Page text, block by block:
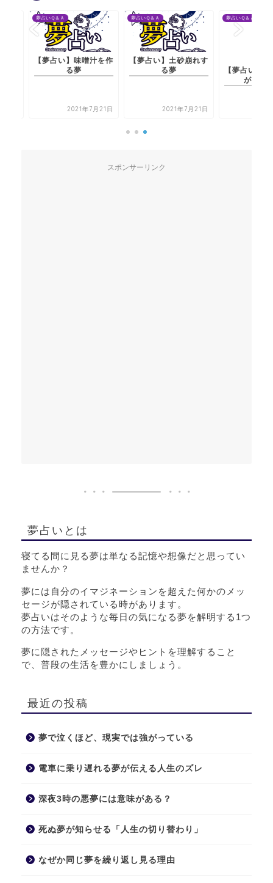
夢占いＱ＆Ａ
【夢占い】味噌汁を作
2021年7月21日
夢占いＱ＆Ａ
【夢占い】土砂崩れす
2021年7月21日
夢占いＱ＆Ａ
【夢占い】包丁の刃先
が欠ける夢
スポンサーリンク
夢占いとは
寝てる間に見る夢は単なる記憶や想像だと思ってい
ませんか？
夢には自分のイマジネーションを超えた何かのメッ
セージが隠されている時があります。
夢占いはそのような毎日の気になる夢を解明する1つ
の方法です。
夢に隠されたメッセージやヒントを理解すること
で、普段の生活を豊かにしましょう。
最近の投稿
夢で泣くほど、現実では強がっている
電車に乗り遅れる夢が伝える人生のズレ
深夜3時の悪夢には意味がある？
死ぬ夢が知らせる「人生の切り替わり」
なぜか同じ夢を繰り返し見る理由